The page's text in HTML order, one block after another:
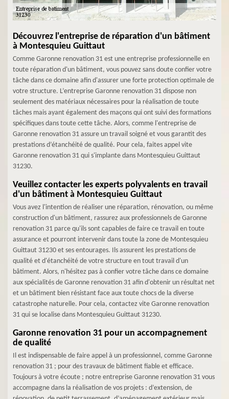
Découvrez l'entreprise de réparation d'un bâtiment
à Montesquieu Guittaut
Comme Garonne renovation 31 est une entreprise professionnelle en
toute réparation d'un bâtiment, vous pouvez sans doute confier votre
tâche dans ce domaine afin d'assurer une forte protection optimale de
votre structure. L’entreprise Garonne renovation 31 dispose non
seulement des matériaux nécessaires pour la réalisation de toute
tâches mais ayant également des maçons qui ont suivi des formations
spécifiques dans toute cette tâche. Alors, comme l'entreprise de
Garonne renovation 31 assure un travail soigné et vous garantit des
prestations d’étanchéité de qualité. Pour cela, faites appel vite
Garonne renovation 31 qui s'implante dans Montesquieu Guittaut
31230.
Veuillez contacter les experts polyvalents en travail
d'un bâtiment à Montesquieu Guittaut
Vous avez l'intention de réaliser une réparation, rénovation, ou même
construction d'un bâtiment, rassurez aux professionnels de Garonne
renovation 31 parce qu'ils sont capables de faire ce travail en toute
assurance et pourront intervenir dans toute la zone de Montesquieu
Guittaut 31230 et ses entourages. Ils assurent les prestations de
qualité et d'étanchéité de votre structure en tout travail d'un
bâtiment. Alors, n'hésitez pas à confier votre tâche dans ce domaine
aux spécialités de Garonne renovation 31 afin d'obtenir un résultat net
et un bâtiment bien résistant face aux toute chocs de la diverse
catastrophe naturelle. Pour cela, contactez vite Garonne renovation
31 qui se localise dans Montesquieu Guittaut 31230.
Garonne renovation 31 pour un accompagnement
de qualité
Il est indispensable de faire appel à un professionnel, comme Garonne
renovation 31 ; pour des travaux de bâtiment fiable et efficace.
Toujours à votre écoute ; notre entreprise Garonne renovation 31 vous
accompagne dans la réalisation de vos projets : d’extension, de